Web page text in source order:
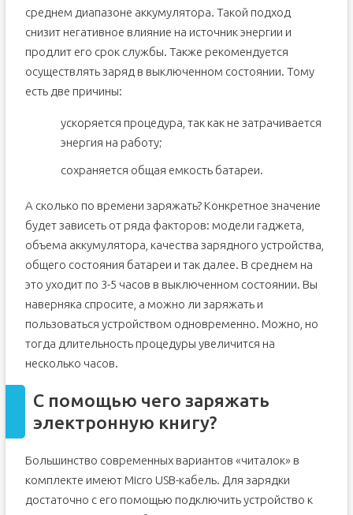
среднем диапазоне аккумулятора. Такой подход
снизит негативное влияние на источник энергии и
продлит его срок службы. Также рекомендуется
осуществлять заряд в выключенном состоянии. Тому
есть две причины:
ускоряется процедура, так как не затрачивается
энергия на работу;
сохраняется общая емкость батареи.
А сколько по времени заряжать? Конкретное значение
будет зависеть от ряда факторов: модели гаджета,
объема аккумулятора, качества зарядного устройства,
общего состояния батареи и так далее. В среднем на
это уходит по 3-5 часов в выключенном состоянии. Вы
наверняка спросите, а можно ли заряжать и
пользоваться устройством одновременно. Можно, но
тогда длительность процедуры увеличится на
несколько часов.
С помощью чего заряжать
электронную книгу?
Большинство современных вариантов «читалок» в
комплекте имеют Micro USB-кабель. Для зарядки
достаточно с его помощью подключить устройство к